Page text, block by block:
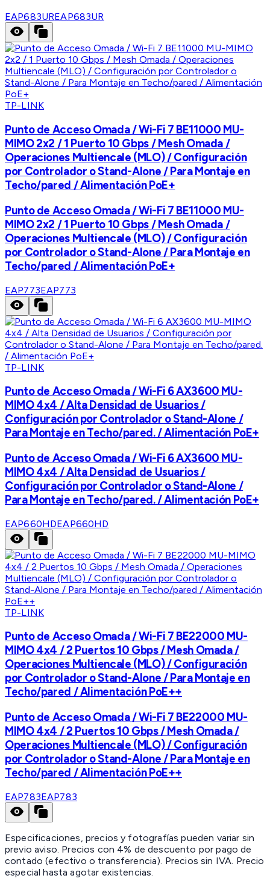
EAP683UREAP683UR
TP-LINK
Punto de Acceso Omada / Wi-Fi 7 BE11000 MU-
MIMO 2x2 / 1 Puerto 10 Gbps / Mesh Omada /
Operaciones Multiencale (MLO) / Configuración
por Controlador o Stand-Alone / Para Montaje en
Techo/pared / Alimentación PoE+
Punto de Acceso Omada / Wi-Fi 7 BE11000 MU-
MIMO 2x2 / 1 Puerto 10 Gbps / Mesh Omada /
Operaciones Multiencale (MLO) / Configuración
por Controlador o Stand-Alone / Para Montaje en
Techo/pared / Alimentación PoE+
EAP773EAP773
TP-LINK
Punto de Acceso Omada / Wi-Fi 6 AX3600 MU-
MIMO 4x4 / Alta Densidad de Usuarios /
Configuración por Controlador o Stand-Alone /
Para Montaje en Techo/pared. / Alimentación PoE+
Punto de Acceso Omada / Wi-Fi 6 AX3600 MU-
MIMO 4x4 / Alta Densidad de Usuarios /
Configuración por Controlador o Stand-Alone /
Para Montaje en Techo/pared. / Alimentación PoE+
EAP660HDEAP660HD
TP-LINK
Punto de Acceso Omada / Wi-Fi 7 BE22000 MU-
MIMO 4x4 / 2 Puertos 10 Gbps / Mesh Omada /
Operaciones Multiencale (MLO) / Configuración
por Controlador o Stand-Alone / Para Montaje en
Techo/pared / Alimentación PoE++
Punto de Acceso Omada / Wi-Fi 7 BE22000 MU-
MIMO 4x4 / 2 Puertos 10 Gbps / Mesh Omada /
Operaciones Multiencale (MLO) / Configuración
por Controlador o Stand-Alone / Para Montaje en
Techo/pared / Alimentación PoE++
EAP783EAP783
Especificaciones, precios y fotografías pueden variar sin
previo aviso. Precios con 4% de descuento por pago de
contado (efectivo o transferencia). Precios sin IVA. Precio
especial hasta agotar existencias.